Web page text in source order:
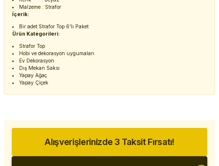
Malzeme : Strafor
İçerik:
Bir adet Strafor Top 6'lı Paket
Ürün Kategorileri:
Strafor Top
Hobi ve dekorasyon uygumaları
Ev Dekorasyon
Dış Mekan Saksı
Yapay Ağaç
Yapay Çiçek
Alışverişlerinizde 3 Taksit Fırsatı!